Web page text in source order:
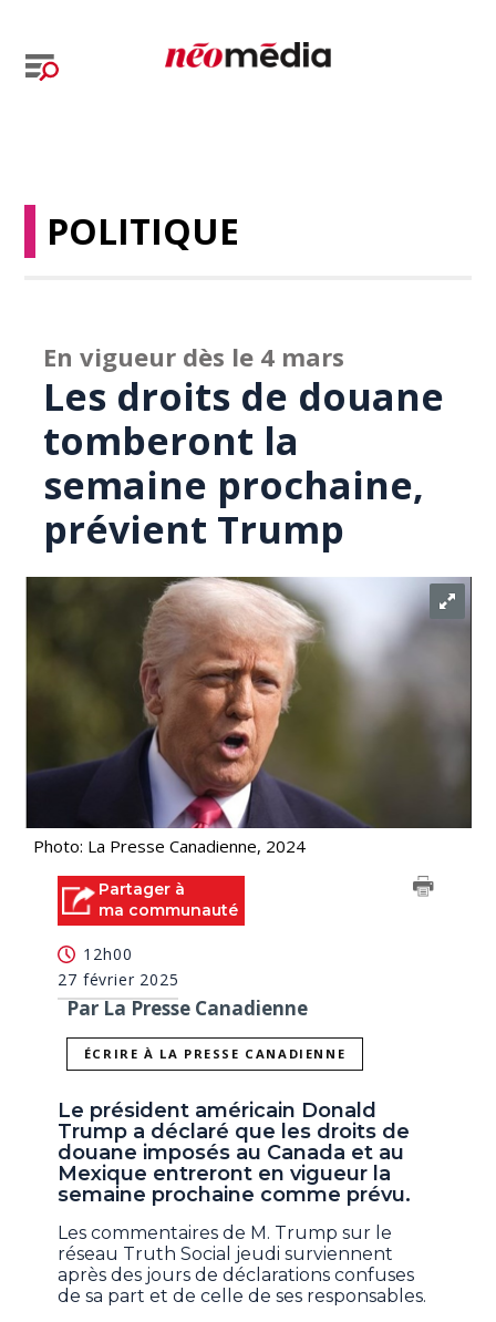
POLITIQUE
En vigueur dès le 4 mars
Les droits de douane
tomberont la
semaine prochaine,
prévient Trump
Photo: La Presse Canadienne, 2024
Partager à
ma communauté
12h00
27 février 2025
Par La Presse Canadienne
ÉCRIRE À LA PRESSE CANADIENNE
Le président américain Donald
Trump a déclaré que les droits de
douane imposés au Canada et au
Mexique entreront en vigueur la
semaine prochaine comme prévu.
Les commentaires de M. Trump sur le
réseau Truth Social jeudi surviennent
après des jours de déclarations confuses
de sa part et de celle de ses responsables.